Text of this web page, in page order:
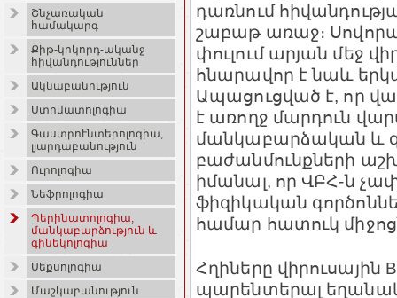
Շնչառական
համակարգ
Քիթ-կոկորդ-ականջ
հիվանդություններ
Ակնաբանություն
Ստոմատոլոգիա
Գաստրոէնտերոլոգիա,
լյարդաբանություն
Ուրոլոգիա
Նեֆրոլոգիա
Պերինատոլոգիա,
մանկաբարձություն և
գինեկոլոգիա
Սեքսոլոգիա
Մաշկաբանություն
դառնում
շաբաթ առաջ։
փուլում արյան մեջ
հնարավոր է նաև
Ապացուցված է, որ
է առողջ մարդուն
մանկաբարձական և
բաժանմունքների
իմանալ, որ ՎԲՀ-ն
ֆիզիկական
համար հատուկ
Հղիները
պարենտերալ